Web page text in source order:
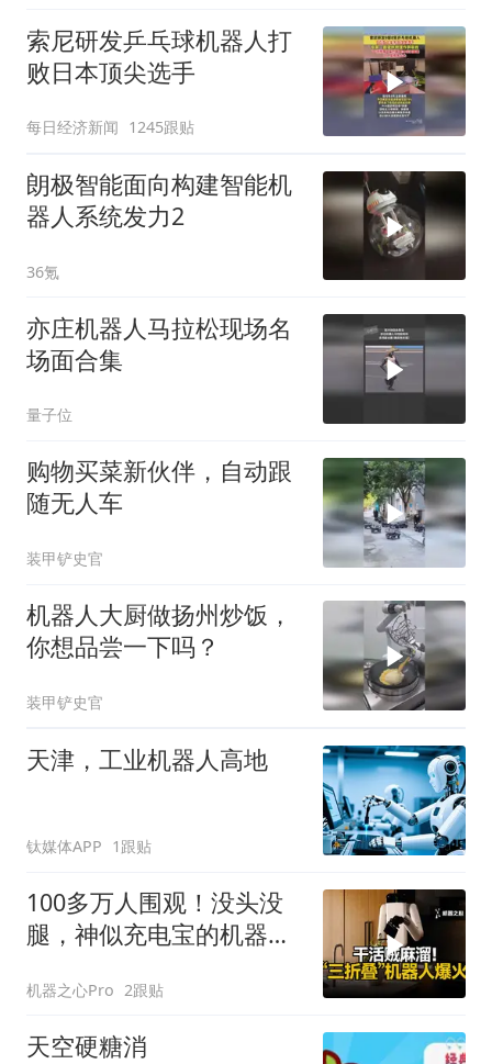
索尼研发乒乓球机器人打
败日本顶尖选手
每日经济新闻 1245跟贴
朗极智能面向构建智能机
器人系统发力2
36氪
亦庄机器人马拉松现场名
场面合集
量子位
购物买菜新伙伴，自动跟
随无人车
装甲铲史官
机器人大厨做扬州炒饭，
你想品尝一下吗？
装甲铲史官
天津，工业机器人高地
钛媒体APP 1跟贴
100多万人围观！没头没
腿，神似充电宝的机器人
机器之心Pro 2跟贴
天空硬糖消